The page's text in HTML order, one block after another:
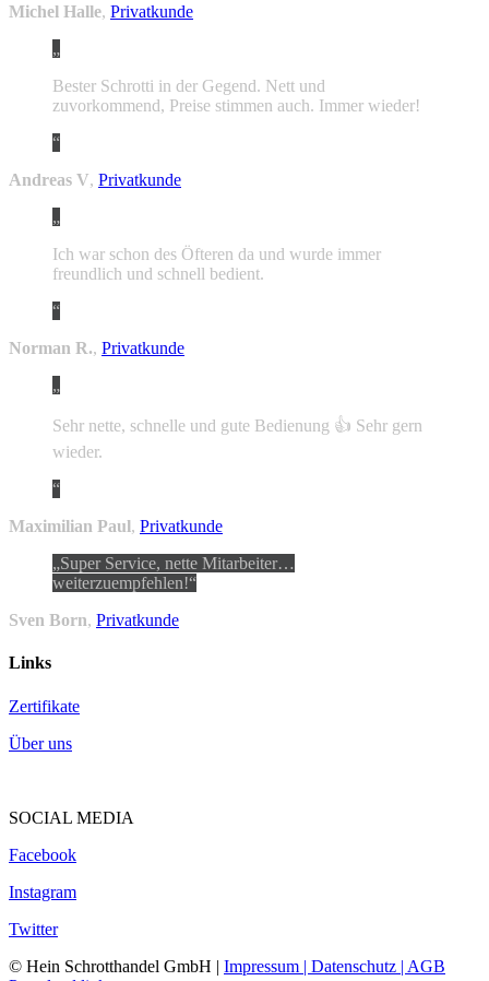
Michel Halle, Privatkunde
Bester Schrotti in der Gegend. Nett und
zuvorkommend, Preise stimmen auch. Immer wieder!
Andreas V, Privatkunde
Ich war schon des Öfteren da und wurde immer
freundlich und schnell bedient.
Norman R., Privatkunde
Sehr nette, schnelle und gute Bedienung 👍 Sehr gern
wieder.
Maximilian Paul, Privatkunde
Super Service, nette Mitarbeiter…
weiterzuempfehlen!
Sven Born, Privatkunde
Links
Zertifikate
Über uns
SOCIAL MEDIA
Facebook
Instagram
Twitter
© Hein Schrotthandel GmbH | Impressum | Datenschutz | AGB